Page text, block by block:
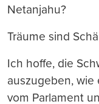
Netanjahu?
Träume sind
Ich hoffe, die
auszugeben, wie
vom Parlament